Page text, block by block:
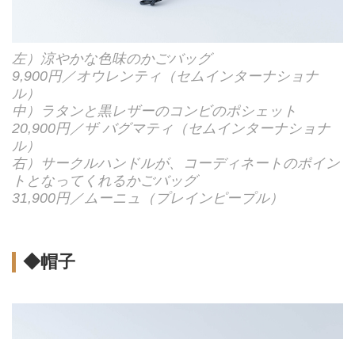
左）涼やかな色味のかごバッグ
9,900円／オウレンティ（セムインターナショナ
ル）
中）ラタンと黒レザーのコンビのポシェット
20,900円／ザ バグマティ（セムインターナショナ
ル）
右）サークルハンドルが、コーディネートのポイン
トとなってくれるかごバッグ
31,900円／ムーニュ（プレインピープル）
◆帽子